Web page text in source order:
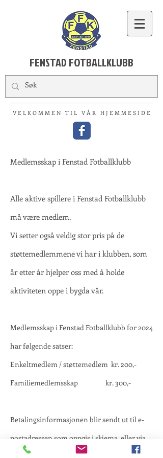
FENSTAD FOTBALLKLUBB
V E L K O M M E N T I L V Å R H J E M M E S I D E
Medlemsskap i Fenstad Fotballklubb
Alle aktive spillere i Fenstad Fotballklubb
må være medlem.
Vi setter også veldig stor pris på de
støttemedlemmene vi har i klubben, som
år etter år hjelper oss med å holde
aktiviteten oppe i bygda vår.
Medlemsskap i Fenstad Fotballklubb for 2024
har følgende satser:
Enkeltmedlem / støttemedlem kr. 200,-
Familiemedlemsskap kr. 300,-
Betalingsinformasjonen blir sendt ut til e-
postadressen som oppgis i skjema, eller via